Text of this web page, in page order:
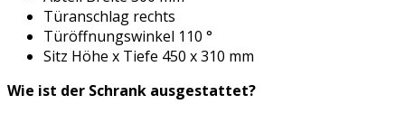
Türanschlag rechts
Türöffnungswinkel 110 °
Sitz Höhe x Tiefe 450 x 310 mm
Wie ist der Schrank ausgestattet?